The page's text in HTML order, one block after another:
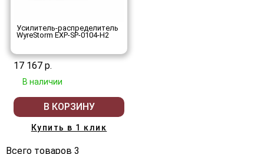
Усилитель-распределитель
WyreStorm EXP-SP-0104-H2
17 167 р.
В наличии
В КОРЗИНУ
Купить в 1 клик
Всего товаров 3